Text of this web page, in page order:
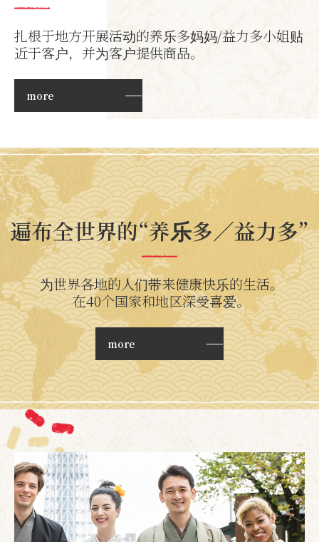
扎根于地方开展活动的养乐多妈妈/益力多小姐贴
近于客户， 并为客户提供商品。
more
遍布全世界的“养乐多／益力多”
为世界各地的人们带来健康快乐的生活。
在40个国家和地区深受喜爱。
more